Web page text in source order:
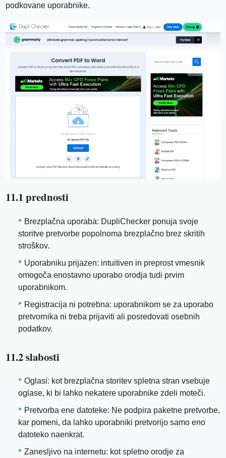
podkovane uporabnike.
11.1 prednosti
Brezplačna uporaba: DupliChecker ponuja svoje
storitve pretvorbe popolnoma brezplačno brez skritih
stroškov.
Uporabniku prijazen: intuitiven in preprost vmesnik
omogoča enostavno uporabo orodja tudi prvim
uporabnikom.
Registracija ni potrebna: uporabnikom se za uporabo
pretvornika ni treba prijaviti ali posredovati osebnih
podatkov.
11.2 slabosti
Oglasi: kot brezplačna storitev spletna stran vsebuje
oglase, ki bi lahko nekatere uporabnike zdeli moteči.
Pretvorba ene datoteke: Ne podpira paketne pretvorbe,
kar pomeni, da lahko uporabniki pretvorijo samo eno
datoteko naenkrat.
Zanesljivo na internetu: kot spletno orodje za